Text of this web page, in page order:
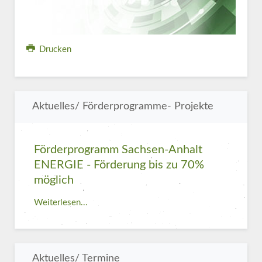
Drucken
Aktuelles/ Förderprogramme- Projekte
Förderprogramm Sachsen-Anhalt
ENERGIE - Förderung bis zu 70%
möglich
Weiterlesen...
Aktuelles/ Termine